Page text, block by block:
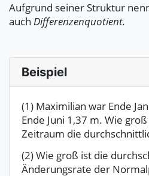
Aufgrund seiner Struktur
auch Differenzenquotient.
Beispiel
(1) Maximilian war Ende
Ende Juni 1,37 m. Wie
Zeitraum die
(2) Wie groß ist die
Änderungsrate der